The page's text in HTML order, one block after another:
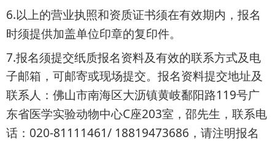
6.以上的营业执照和资质证书须在有效期内，报名
时须提供加盖单位印章的复印件。
7.报名须提交纸质报名资料及有效的联系方式及电
子邮箱，可邮寄或现场提交。报名资料提交地址及
联系人：佛山市南海区大沥镇黄岐鄱阳路119号广
东省医学实验动物中心C座203室，邵先生，联系电
话： 020-81111461/ 18819473686 ，请注明报名